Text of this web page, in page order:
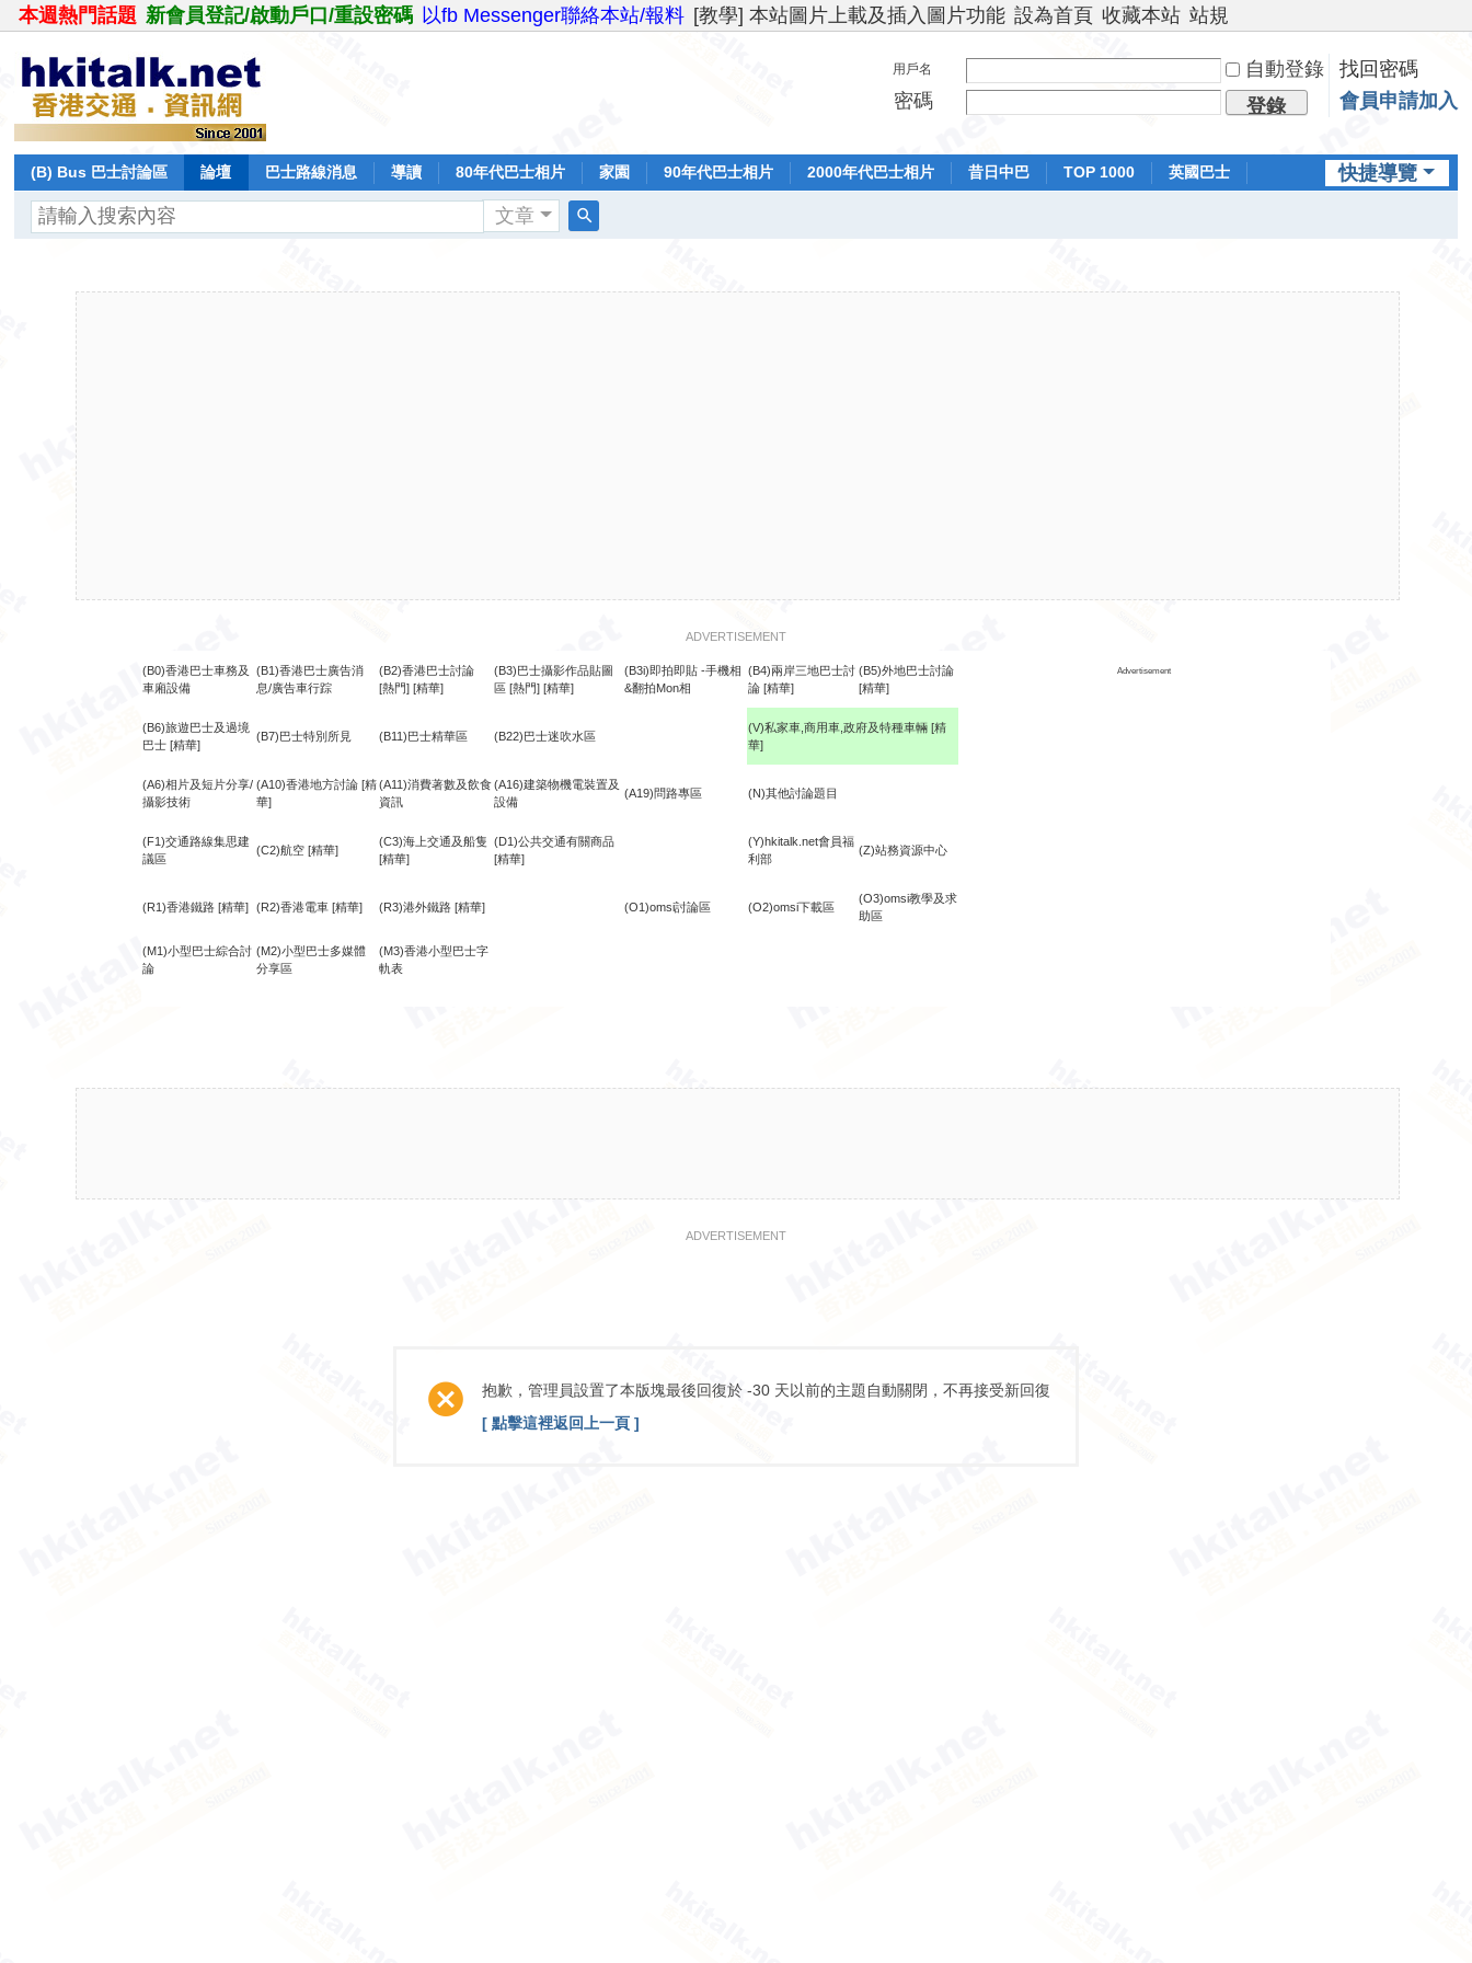
本週熱門話題 新會員登記/啟動戶口/重設密碼 以fb Messenger聯絡本站/報料 [教學] 本站圖片上載及插入圖片功能 設為首頁 收藏本站 站規
用戶名 自動登錄
找回密碼
密碼
登錄 會員申請加入
快捷導覽
(B) Bus 巴士討論區 論壇 巴士路線消息 導讀 80年代巴士相片 家園 90年代巴士相片 2000年代巴士相片 昔日中巴 TOP 1000
英國巴士
文章
ADVERTISEMENT
(B0)香港巴士車務及
車廂設備
(B1)香港巴士廣告消
息/廣告車行踪
(B2)香港巴士討論
[熱門] [精華]
(B3)巴士攝影作品貼圖
區 [熱門] [精華]
(B3i)即拍即貼 -手機相
&翻拍Mon相
(B4)兩岸三地巴士討
論 [精華]
(B5)外地巴士討論
[精華]
Advertisement
(B6)旅遊巴士及過境
巴士 [精華]
(B7)巴士特別所見 (B11)巴士精華區 (B22)巴士迷吹水區
(V)私家車,商用車,政府及特種車輛 [精
華]
(A6)相片及短片分享/
攝影技術
(A10)香港地方討論 [精
華]
(A11)消費著數及飲食
資訊
(A16)建築物機電裝置及
設備
(A19)問路專區 (N)其他討論題目
(F1)交通路線集思建
議區
(C2)航空 [精華]
(C3)海上交通及船隻
[精華]
(D1)公共交通有關商品
[精華]
(Y)hkitalk.net會員福
利部
(Z)站務資源中心
(R1)香港鐵路 [精華] (R2)香港電車 [精華] (R3)港外鐵路 [精華] (O1)omsi討論區 (O2)omsi下載區
(O3)omsi教學及求
助區
(M1)小型巴士綜合討
論
(M2)小型巴士多媒體
分享區
(M3)香港小型巴士字
軌表
ADVERTISEMENT
抱歉，管理員設置了本版塊最後回復於 -30 天以前的主題自動關閉，不再接受新回復
[ 點擊這裡返回上一頁 ]